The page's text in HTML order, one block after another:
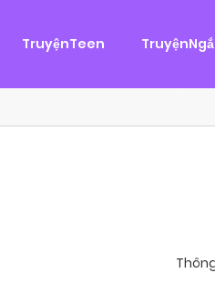
TruyệnTeen
Tình Cảm
Hùng, một tên cướp biển
Chánh Uy săn lùng ba của Nhã